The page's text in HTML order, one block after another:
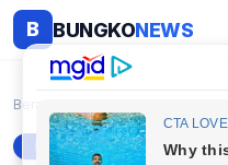
B BUNGKONEWS
Beranda
BERITA